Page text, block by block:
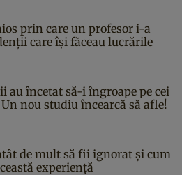
prin care un profesor i-a
care își făceau lucrările
au încetat să-i îngroape pe cei
nou studiu încearcă să afle!
de mult să fii ignorat și cum
experiență